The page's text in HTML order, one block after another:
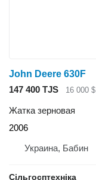
John Deere 630F
147 400 TJS
16 000 $
Жатка зерновая
2006
Украина, Бабин
Сільгосптехніка